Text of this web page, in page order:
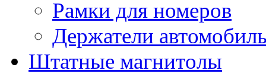
Рамки для номеров
Держатели
Штатные магнитолы